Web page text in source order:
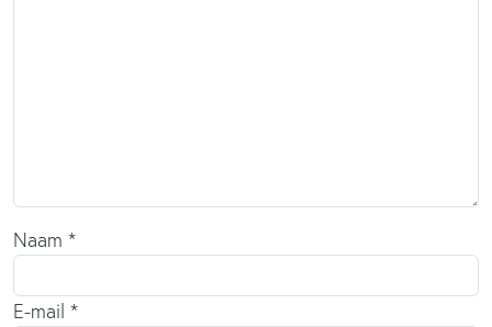
Naam *
E-mail *